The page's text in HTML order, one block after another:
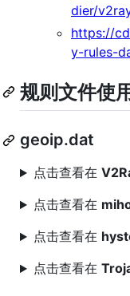
dier/
https://
y-rules-
规则文件使
geoip.dat
点击查看在
点击查看在
点击查看在
点击查看在